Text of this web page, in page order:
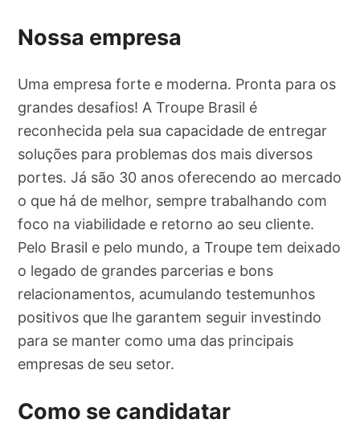
Nossa empresa
Uma empresa forte e moderna. Pronta para os
grandes desafios! A Troupe Brasil é
reconhecida pela sua capacidade de entregar
soluções para problemas dos mais diversos
portes. Já são 30 anos oferecendo ao mercado
o que há de melhor, sempre trabalhando com
foco na viabilidade e retorno ao seu cliente.
Pelo Brasil e pelo mundo, a Troupe tem deixado
o legado de grandes parcerias e bons
relacionamentos, acumulando testemunhos
positivos que lhe garantem seguir investindo
para se manter como uma das principais
empresas de seu setor.
Como se candidatar